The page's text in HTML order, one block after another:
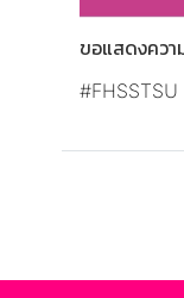
ขอแสดงคว
#FHSSTSU